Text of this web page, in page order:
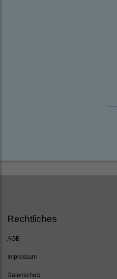
Rechtliches
AGB
Impressum
Datenschutz